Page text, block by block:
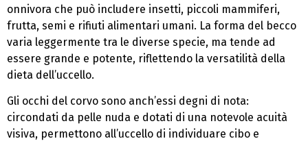
onnivora che può includere insetti, piccoli mammiferi,
frutta, semi e rifiuti alimentari umani. La forma del becco
varia leggermente tra le diverse specie, ma tende ad
essere grande e potente, riflettendo la versatilità della
dieta dell’uccello.
Gli occhi del corvo sono anch’essi degni di nota:
circondati da pelle nuda e dotati di una notevole acuità
visiva, permettono all’uccello di individuare cibo e